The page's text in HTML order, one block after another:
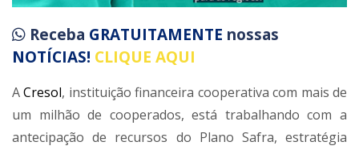
Receba GRATUITAMENTE nossas
NOTÍCIAS! CLIQUE AQUI
ACresol, instituição financeira cooperativa com mais de
um milhão de cooperados, está trabalhando com a
antecipação de recursos do Plano Safra, estratégia